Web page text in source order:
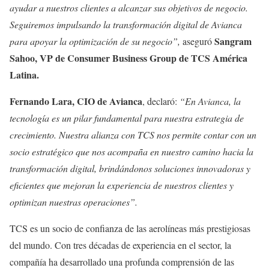
ayudar a nuestros clientes a alcanzar sus objetivos de negocio.
Seguiremos impulsando la transformación digital de Avianca
para apoyar la optimización de su negocio”, aseguróSangram
Sahoo,VP de Consumer Business Group de TCS América
Latina.
Fernando Lara, CIO de Avianca, declaró: “En Avianca, la
tecnología es un pilar fundamental para nuestra estrategia de
crecimiento. Nuestra alianza con TCS nos permite contar con un
socio estratégico que nos acompaña en nuestro camino hacia la
transformación digital, brindándonos soluciones innovadoras y
eficientes que mejoran la experiencia de nuestros clientes y
optimizan nuestras operaciones”.
TCS es un socio de confianza de las aerolíneas más prestigiosas
del mundo. Con tres décadas de experiencia en el sector, la
compañía ha desarrollado una profunda comprensión de las